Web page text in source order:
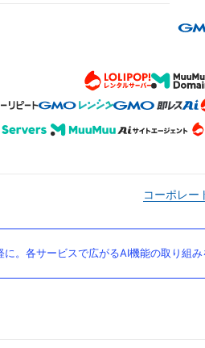
コーポレー
。各サービスで広がるAI機能の取り組み